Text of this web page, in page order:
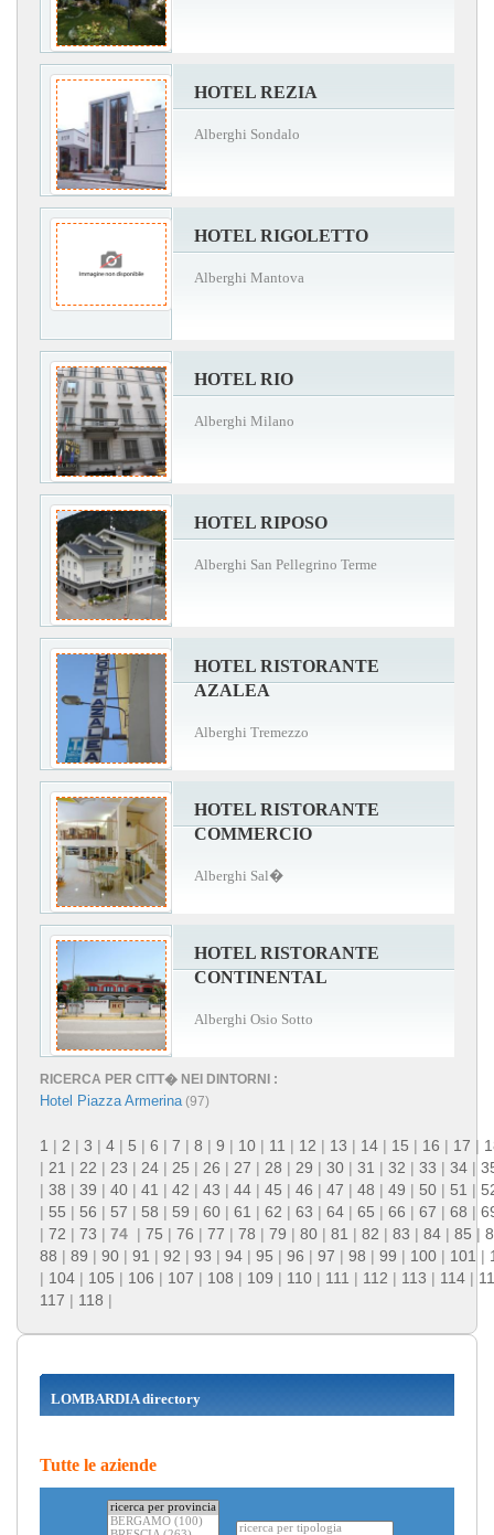
HOTEL REZIA
Alberghi Sondalo
HOTEL RIGOLETTO
Alberghi Mantova
HOTEL RIO
Alberghi Milano
HOTEL RIPOSO
Alberghi San Pellegrino Terme
HOTEL RISTORANTE
AZALEA
Alberghi Tremezzo
HOTEL RISTORANTE
COMMERCIO
Alberghi Sal�
HOTEL RISTORANTE
CONTINENTAL
Alberghi Osio Sotto
RICERCA PER CITT� NEI DINTORNI :
Hotel Piazza Armerina(97)
1 | 2 | 3 | 4 | 5 | 6 | 7 | 8 | 9 | 10 | 11 | 12 | 13 | 14 | 15 | 16 | 17 |
| 21 | 22 | 23 | 24 | 25 | 26 | 27 | 28 | 29 | 30 | 31 | 32 | 33 | 34 |
| 38 | 39 | 40 | 41 | 42 | 43 | 44 | 45 | 46 | 47 | 48 | 49 | 50 | 51 |
| 55 | 56 | 57 | 58 | 59 | 60 | 61 | 62 | 63 | 64 | 65 | 66 | 67 | 68 |
| 72 | 73 | 74 | 75 | 76 | 77 | 78 | 79 | 80 | 81 | 82 | 83 | 84 | 85 |
88 | 89 | 90 | 91 | 92 | 93 | 94 | 95 | 96 | 97 | 98 | 99 | 100 | 101 |
| 104 | 105 | 106 | 107 | 108 | 109 | 110 | 111 | 112 | 113 | 114 |
117 | 118 |
LOMBARDIA directory
Tutte le aziende